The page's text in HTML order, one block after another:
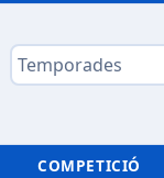
COMPETICIÓ